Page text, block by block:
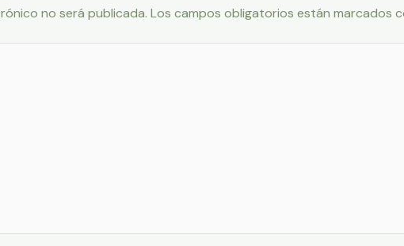
no será publicada. Los campos obligatorios están marcados